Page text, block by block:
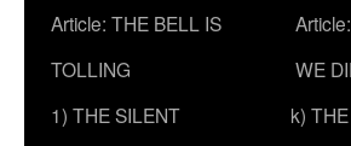
Article: THE BELL IS
TOLLING
WE
1) THE SILENT
k)